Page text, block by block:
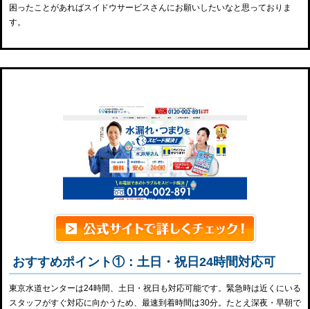
困ったことがあればスイドウサービスさんにお願いしたいなと思っておりま
す。
おすすめポイント①：土日・祝日24時間対応可
東京水道センターは24時間、土日・祝日も対応可能です。緊急時は近くにいる
スタッフがすぐ対応に向かうため、最速到着時間は30分。たとえ深夜・早朝で